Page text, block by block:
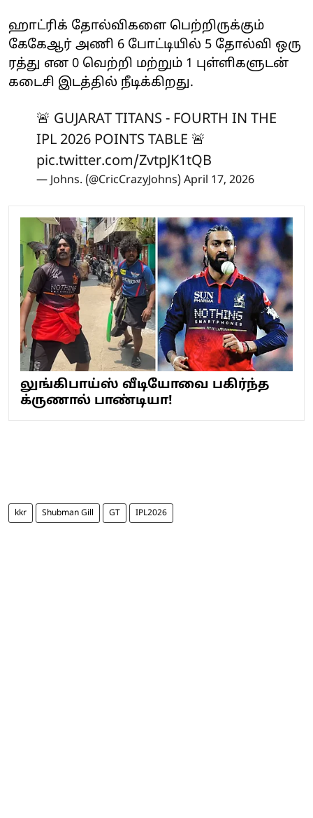
ஹாட்ரிக் தோல்விகளை பெற்றிருக்கும்
கேகேஆர் அணி 6 போட்டியில் 5 தோல்வி ஒரு
ரத்து என 0 வெற்றி மற்றும் 1 புள்ளிகளுடன்
கடைசி இடத்தில் நீடிக்கிறது.
🚨 GUJARAT TITANS - FOURTH IN THE
IPL 2026 POINTS TABLE 🚨
pic.twitter.com/ZvtpJK1tQB
— Johns. (@CricCrazyJohns) April 17, 2026
லுங்கிபாய்ஸ் வீடியோவை பகிர்ந்த
க்ருணால் பாண்டியா!
kkr Shubman Gill GT IPL2026